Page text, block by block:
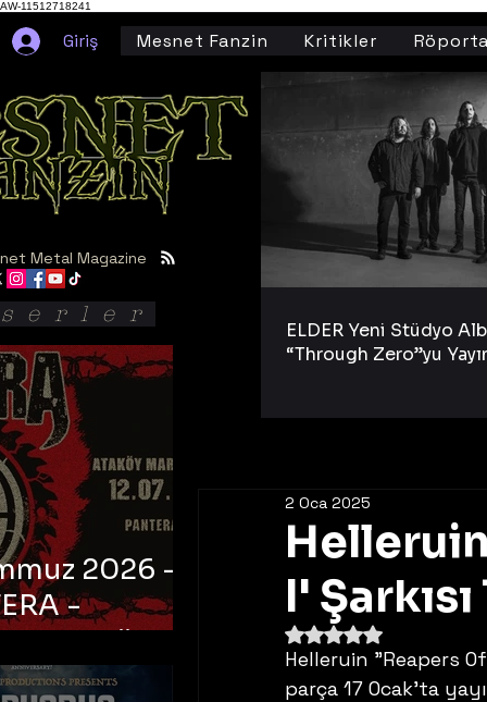
AW-11512718241
Giriş Mesnet Fanzin Kritikler
I' Şarkısı
2 Oca 2025
5 üzerinden NaN yıldız
Helleruin "Reapers
parça 17 Ocak'ta
Metal Magazine
ELDER Yeni Stüdyo
“Through Zero”yu
2026 -
-
Ataköy
Arena